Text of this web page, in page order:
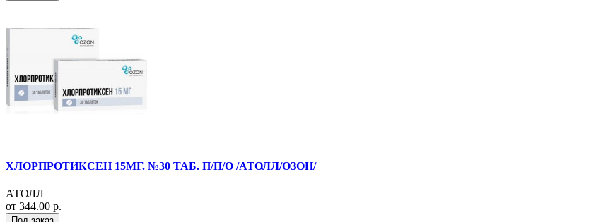
ХЛОРПРОТИКСЕН 15МГ. №30 ТАБ. П/П/О /АТОЛЛ/ОЗОН/
АТОЛЛ
от 344.00 р.